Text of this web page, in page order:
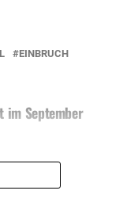
EINBRUCH
im September